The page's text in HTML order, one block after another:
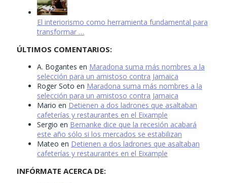
El interiorismo como herramienta fundamental para
transformar …
ÚLTIMOS COMENTARIOS:
A. Bogantes en Maradona suma más nombres a la
selección para un amistoso contra Jamaica
Roger Soto en Maradona suma más nombres a la
selección para un amistoso contra Jamaica
Mario en Detienen a dos ladrones que asaltaban
cafeterías y restaurantes en el Eixample
Sergio en Bernanke dice que la recesión acabará
este año sólo si los mercados se estabilizan
Mateo en Detienen a dos ladrones que asaltaban
cafeterías y restaurantes en el Eixample
INFÓRMATE ACERCA DE: